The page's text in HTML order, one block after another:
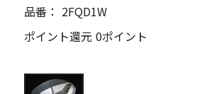
品番： 2FQD1W
ポイント還元 0ポイント